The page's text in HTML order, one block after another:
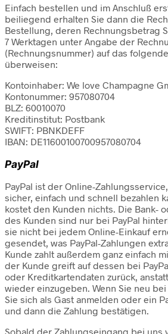
Einfach bestellen und im Anschluß
beiliegend erhalten Sie dann die
Bestellung, deren Rechnungsbetrag
7 Werktagen unter Angabe der
(Rechnungsnummer) auf das
überweisen:
Kontoinhaber: We love Champagne
Kontonummer: 957080704
BLZ: 60010070
Kreditinstitut: Postbank
SWIFT: PBNKDEFF
IBAN: DE11600100700957080704
PayPal
PayPal ist der Online-
sicher, einfach und schnell bezahlen
kostet den Kunden nichts. Die Bank-
des Kunden sind nur bei PayPal
sie nicht bei jedem Online-Einkauf
gesendet, was PayPal-Zahlungen
Kunde zahlt außerdem ganz einfach
der Kunde greift auf dessen bei
oder Kreditkartendaten zurück,
wieder einzugeben. Wenn Sie neu
Sie sich als Gast anmelden oder ein
und dann die Zahlung bestätigen.
Sobald der Zahlungseingang bei uns